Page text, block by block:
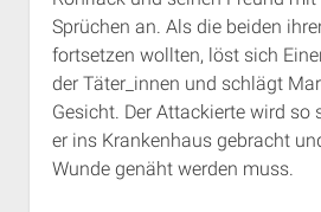
Antifaschistische Termine
Rechte Termine im
Rechte Termine
Das Archiv
a.i.d.a. e. V.
Über a.i.d.a.
RSS-Feeds, Twitter &
Bibliothek
Impressum
Sprüchen an. Als die beiden
fortsetzen wollten, löst sich
der Täter_innen und schlägt
Gesicht. Der Attackierte wird so
er ins Krankenhaus gebracht
Wunde genäht werden muss.